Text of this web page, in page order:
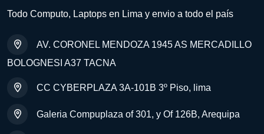
Todo Computo, Laptops en Lima y envio a todo el país
AV. CORONEL MENDOZA 1945 AS MERCADILLO
BOLOGNESI A37 TACNA
CC CYBERPLAZA 3A-101B 3º Piso, lima
Galeria Compuplaza of 301, y Of 126B, Arequipa